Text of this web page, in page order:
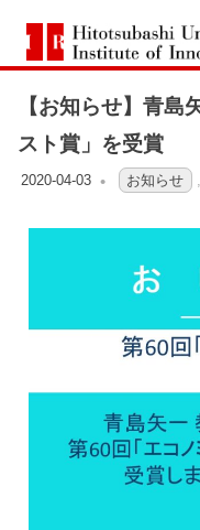
Hitotsubashi
Institute
of
Research
【お知らせ】青島
スト賞」を受賞
2020-04-03 お知らせ